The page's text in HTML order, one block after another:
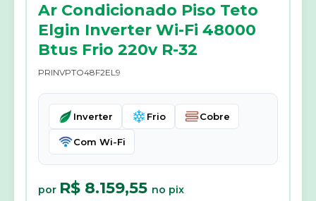
Ar Condicionado Piso Teto
Elgin Inverter Wi-Fi 48000
Btus Frio 220v R-32
PRINVPTO48F2EL9
Inverter Frio Cobre
Com Wi-Fi
por R$ 8.159,55 no pix